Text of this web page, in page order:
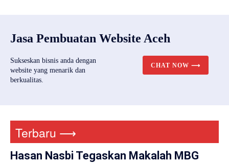
Jasa Pembuatan Website Aceh
Sukseskan bisnis anda dengan
website yang menarik dan
berkualitas.
CHAT NOW ⟶
Terbaru ⟶
Hasan Nasbi Tegaskan Makalah MBG